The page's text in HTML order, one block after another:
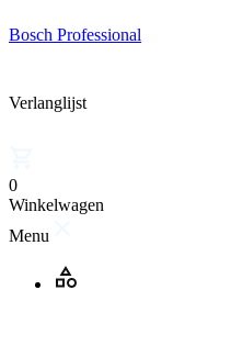
Bosch Professional
Verlanglijst
0
Winkelwagen
Menu